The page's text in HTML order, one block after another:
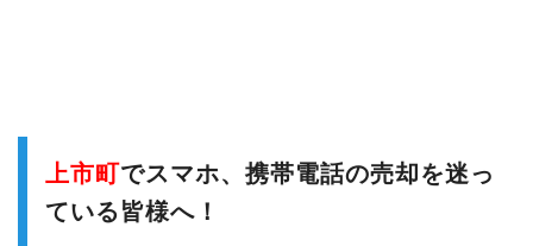
上市町でスマホ、携帯電話の売却を迷っ
ている皆様へ！